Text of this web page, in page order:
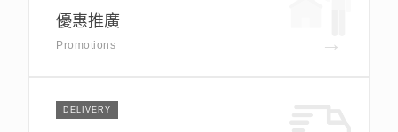
優惠推廣
Promotions →
DELIVERY